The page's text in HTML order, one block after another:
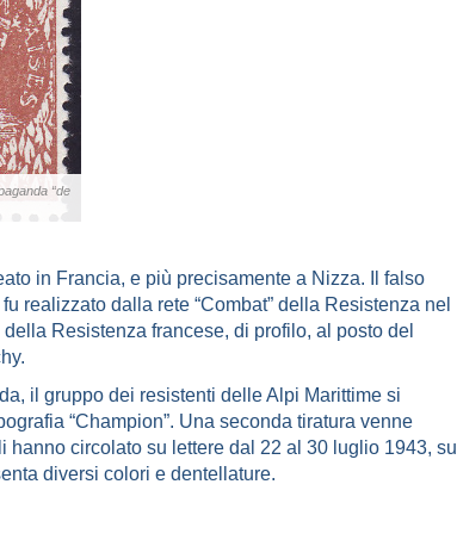
“de
in Francia, e più precisamente a Nizza. Il falso
realizzato dalla rete “Combat” della Resistenza nel
Resistenza francese, di profilo, al posto del
il gruppo dei resistenti delle Alpi Marittime si
“Champion”. Una seconda tiratura venne
hanno circolato su lettere dal 22 al 30 luglio 1943, su
diversi colori e dentellature.